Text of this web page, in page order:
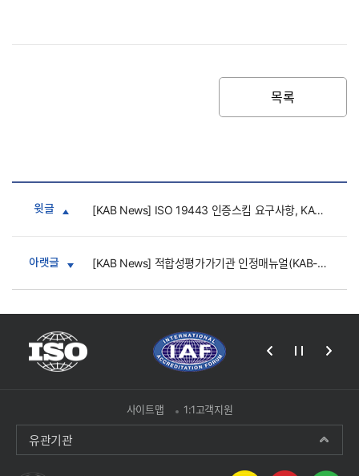
목록
윗글 [KAB News] ISO 19443 인증스킴 요구사항, KAB-SR-NQMS 개정(Issue 2.1)
아랫글 [KAB News] 적합성평가가기관 인정매뉴얼(KAB-AM-CAB) 개정
사이트맵 1:1고객지원
유관기관